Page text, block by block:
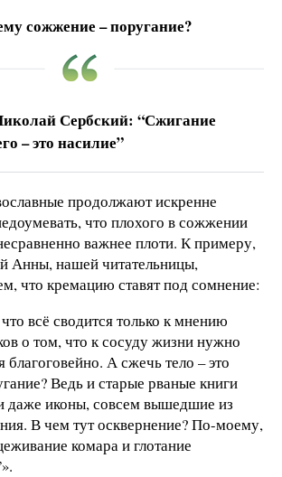
сожжение – поругание?
Сербский: “Сжигание
– это насилие”
продолжают искренне
что плохого в сожжении
важнее плоти. К примеру,
Анны, нашей читательницы,
что кремацию ставят под сомнение:
всё сводится только к мнению
о том, что к сосуду жизни нужно
благоговейно. А сжечь тело – это
Ведь и старые рваные книги
даже иконы, совсем вышедшие из
В чем тут осквернение? По-моему,
комара и глотание